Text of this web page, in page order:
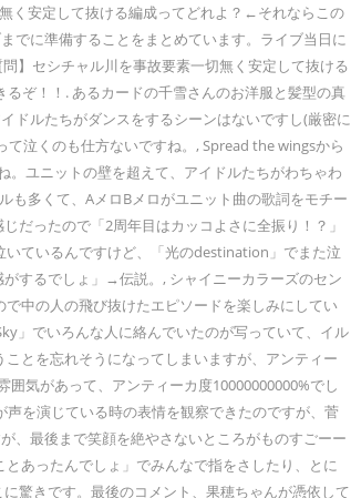
く安定して抜ける編成ってどれよ？←それならこの
でに準備することをまとめています。ライブ当日に
】セシチャル川を事故要素一切無く安定して抜ける
ぞ！！. あるカードの千雪さんのお洋服と髪型の真
ドルたちがダンスをするシーンはないですし(厳密に
泣くのも仕方ないですね。, Spread the wingsから
ユニットの壁を超えて、アイドルたちがわちゃわ
も多くて、AメロBメロがユニット曲の歌詞をモチー
だったので「2周年目はカッコよさに全振り！？」
いているんですけど、「光のdestination」でまた泣
するでしょ」→伝説。, シャイニーカラーズのセン
中の人の飛び抜けたエピソードを楽しみにしてい
」でいろんな人に絡んでいたのが写っていて、イル
とを忘れそうになってしまいますが、アンティー
気があって、アンティーカ度10000000000%でし
を演じている時の表情を観察できたのですが、菅
、最後まで笑顔を絶やさないところがものすごーー
あったんでしょ」でみんなで指をさしたり、とに
驚きです。最後のコメント、果穂ちゃんが憑依して